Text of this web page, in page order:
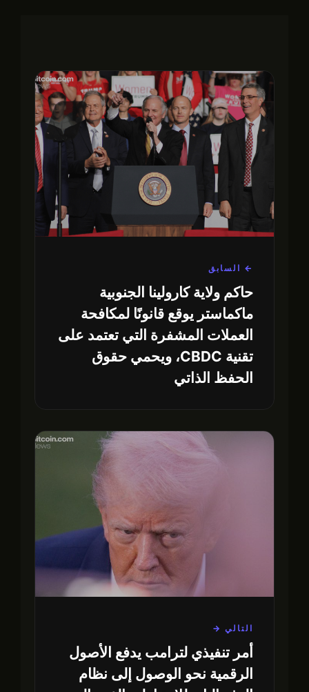
← السابق
حاكم ولاية كارولينا الجنوبية
ماكماستر يوقع قانونًا لمكافحة
العملات المشفرة التي تعتمد على
تقنية CBDC، ويحمي حقوق
الحفظ الذاتي
التالي →
أمر تنفيذي لترامب يدفع الأصول
الرقمية نحو الوصول إلى نظام